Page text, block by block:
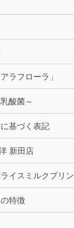
ラフローラ」
酸菌～
基づく表記
新田店
イスミルクプリン
特徴